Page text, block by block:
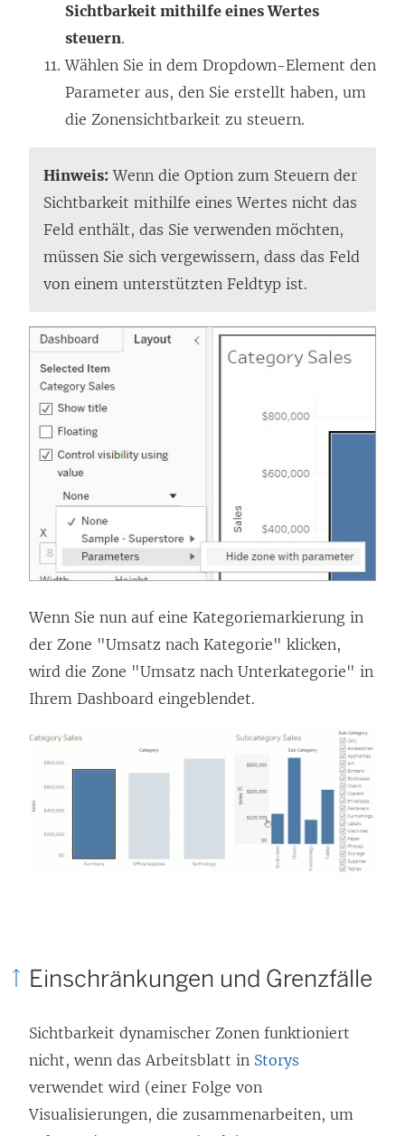
Sichtbarkeit mithilfe eines Wertes
steuern.
Wählen Sie in dem Dropdown-Element den
Parameter aus, den Sie erstellt haben, um
die Zonensichtbarkeit zu steuern.
Hinweis: Wenn die Option zum Steuern der
Sichtbarkeit mithilfe eines Wertes nicht das
Feld enthält, das Sie verwenden möchten,
müssen Sie sich vergewissern, dass das Feld
von einem unterstützten Feldtyp ist.
Wenn Sie nun auf eine Kategoriemarkierung in
der Zone "Umsatz nach Kategorie" klicken,
wird die Zone "Umsatz nach Unterkategorie" in
Ihrem Dashboard eingeblendet.
Einschränkungen und Grenzfälle
Sichtbarkeit dynamischer Zonen funktioniert
nicht, wenn das Arbeitsblatt in Storys
verwendet wird (einer Folge von
Visualisierungen, die zusammenarbeiten, um